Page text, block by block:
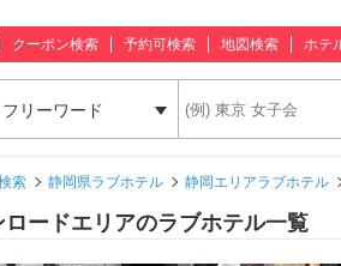
クーポン検索 予約可検索 地図検索 ホテ
フリーワード
索 静岡県ラブホテル 静岡エリアラブホテル
ードエリアのラブホテル一覧